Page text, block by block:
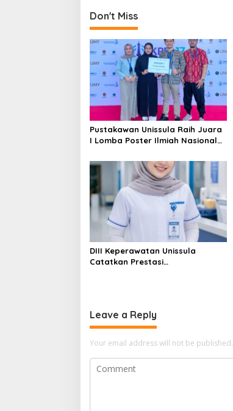
Don't Miss
Pustakawan Unissula Raih Juara
I Lomba Poster Ilmiah Nasional
DIII Keperawatan Unissula
Catatkan Prestasi
Leave a Reply
Your email address will not be published.